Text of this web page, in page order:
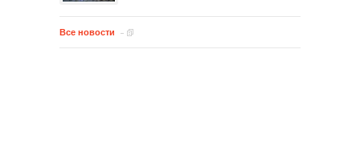
Все новости